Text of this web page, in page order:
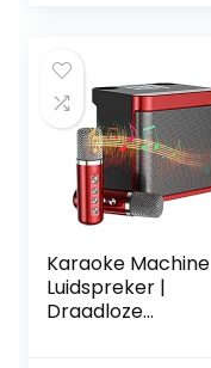
microfoon KTV…
Karaoke Machine
Luidspreker |
Draadloze